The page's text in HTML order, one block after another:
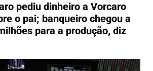
pediu dinheiro a Vorcaro
o pai; banqueiro chegou a
para a produção, diz